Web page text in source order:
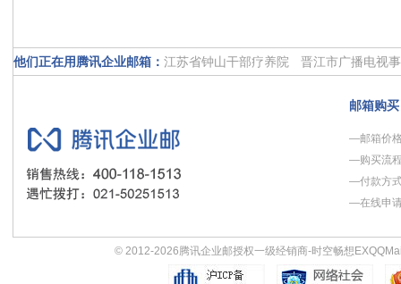
他们正在用腾讯企业邮箱： 江苏省钟山干部疗养院
晋江市广播电视
生活新报社
沱牌舍得酒业股
上海淮海商业集团
邮箱购买
—邮箱价
—购买流
—付款方
—在线申
© 2012-2026 腾讯企业邮授权一级经销商-时空畅想